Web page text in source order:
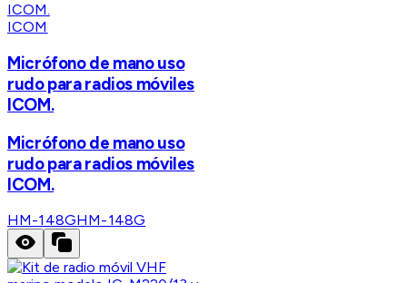
ICOM
Micrófono de mano uso
rudo para radios móviles
ICOM.
Micrófono de mano uso
rudo para radios móviles
ICOM.
HM-148GHM-148G